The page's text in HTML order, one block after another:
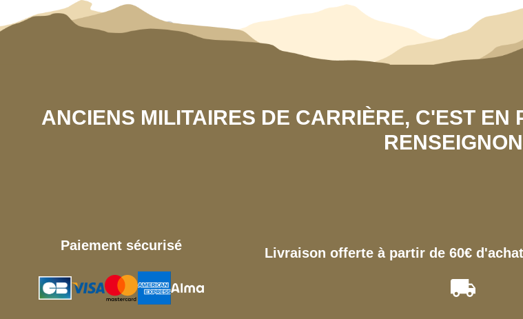
ANCIENS MILITAIRES DE CARRIÈRE, C'EST EN
Paiement sécurisé Livraison offerte à partir de 60€